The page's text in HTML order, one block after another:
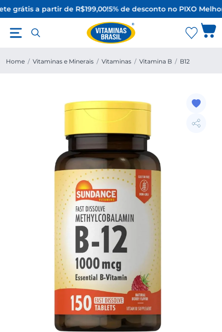
grátis a partir de R$199,00!5% de desconto no PIXO
Home / Vitaminas e Minerais / Vitaminas / Vitamina B / B12